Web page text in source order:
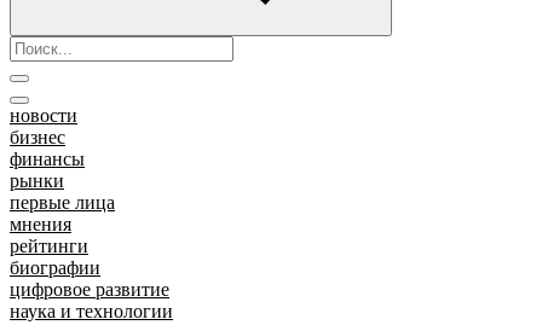
новости
бизнес
финансы
рынки
первые лица
мнения
рейтинги
биографии
цифровое развитие
наука и технологии